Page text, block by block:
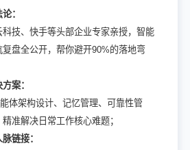
：
技、快手等头部企业专家亲授，智能
盘全公开，帮你避开90%的落地弯
案：
体架构设计、记忆管理、可靠性管
准解决日常工作核心难题；
链接：